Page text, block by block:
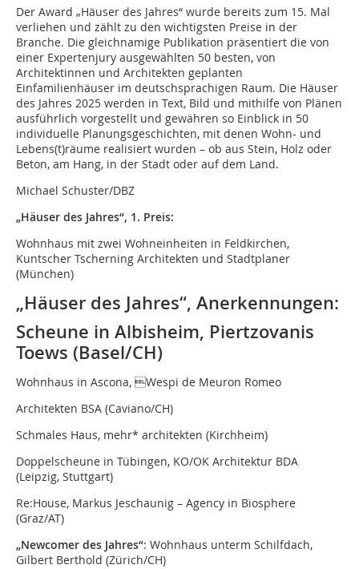
Der Award „Häuser des Jahres“ wurde bereits zum 15. Mal
verliehen und zählt zu den wichtigsten Preise in der
Branche. Die gleichnamige Publikation präsentiert die von
einer Expertenjury ausgewählten 50 besten, von
Architektinnen und Architekten geplanten
Einfamilienhäuser im deutschsprachigen Raum. Die Häuser
des Jahres 2025 werden in Text, Bild und mithilfe von Plänen
ausführlich vorgestellt und gewähren so Einblick in 50
individuelle Planungsgeschichten, mit denen Wohn- und
Lebens(t)räume realisiert wurden – ob aus Stein, Holz oder
Beton, am Hang, in der Stadt oder auf dem Land.
Michael Schuster/DBZ
„Häuser des Jahres“, 1. Preis:
Wohnhaus mit zwei Wohneinheiten in Feldkirchen,
Kuntscher Tscherning Architekten und Stadtplaner
(München)
„Häuser des Jahres“, Anerkennungen:
Scheune in Albisheim, Piertzovanis
Toews (Basel/CH)
Wohnhaus in Ascona, Wespi de Meuron Romeo
Architekten BSA (Caviano/CH)
Schmales Haus, mehr* architekten (Kirchheim)
Doppelscheune in Tübingen, KO/OK Architektur BDA
(Leipzig, Stuttgart)
Re:House, Markus Jeschaunig – Agency in Biosphere
(Graz/AT)
„Newcomer des Jahres“: Wohnhaus unterm Schilfdach,
Gilbert Berthold (Zürich/CH)